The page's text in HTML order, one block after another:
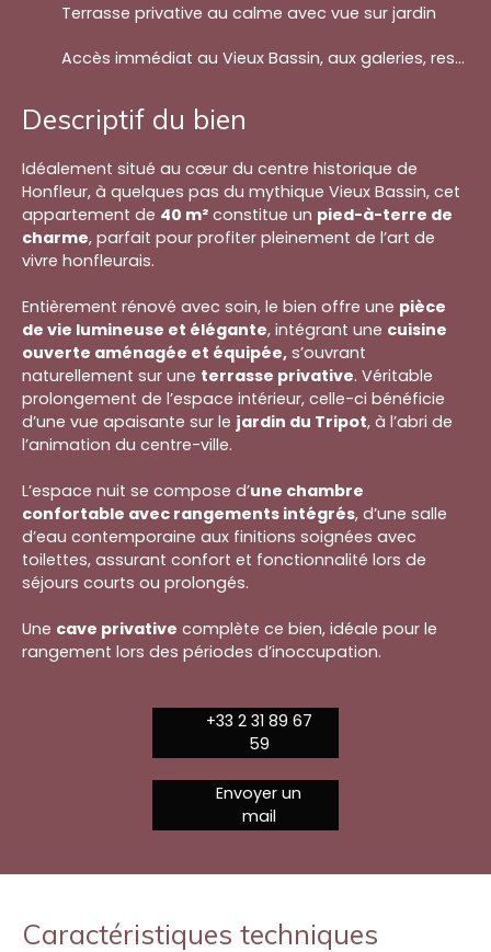
Terrasse privative au calme avec vue sur jardin
Accès immédiat au Vieux Bassin, aux galeries, restaurants et boutiques
Descriptif du bien
Idéalement situé au cœur du centre historique de
Honfleur, à quelques pas du mythique Vieux Bassin, cet
appartement de 40 m² constitue un pied-à-terre de
charme, parfait pour profiter pleinement de l’art de
vivre honfleurais.
Entièrement rénové avec soin, le bien offre une pièce
de vie lumineuse et élégante, intégrant une cuisine
ouverte aménagée et équipée, s’ouvrant
naturellement sur une terrasse privative. Véritable
prolongement de l’espace intérieur, celle-ci bénéficie
d’une vue apaisante sur le jardin du Tripot, à l’abri de
l’animation du centre-ville.
L’espace nuit se compose d’une chambre
confortable avec rangements intégrés, d’une salle
d’eau contemporaine aux finitions soignées avec
toilettes, assurant confort et fonctionnalité lors de
séjours courts ou prolongés.
Une cave privative complète ce bien, idéale pour le
rangement lors des périodes d’inoccupation.
+33 2 31 89 67
59
Envoyer un
mail
Caractéristiques techniques